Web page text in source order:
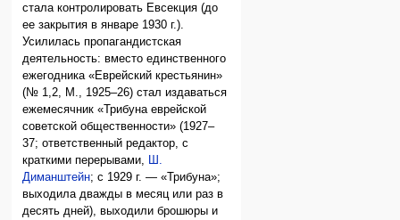
стала контролировать Евсекция (до
ее закрытия в январе 1930 г.).
Усилилась пропагандистская
деятельность: вместо единственного
ежегодника «Еврейский крестьянин»
(№ 1,2, М., 1925–26) стал издаваться
ежемесячник «Трибуна еврейской
советской общественности» (1927–
37; ответственный редактор, с
краткими перерывами,
Диманштейн; с 1929 г. — «Трибуна»;
выходила дважды в месяц или раз в
десять дней), выходили брошюры и